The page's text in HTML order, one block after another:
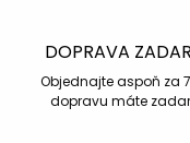
DOPRAVA
Objednajte aspoň za
dopravu máte